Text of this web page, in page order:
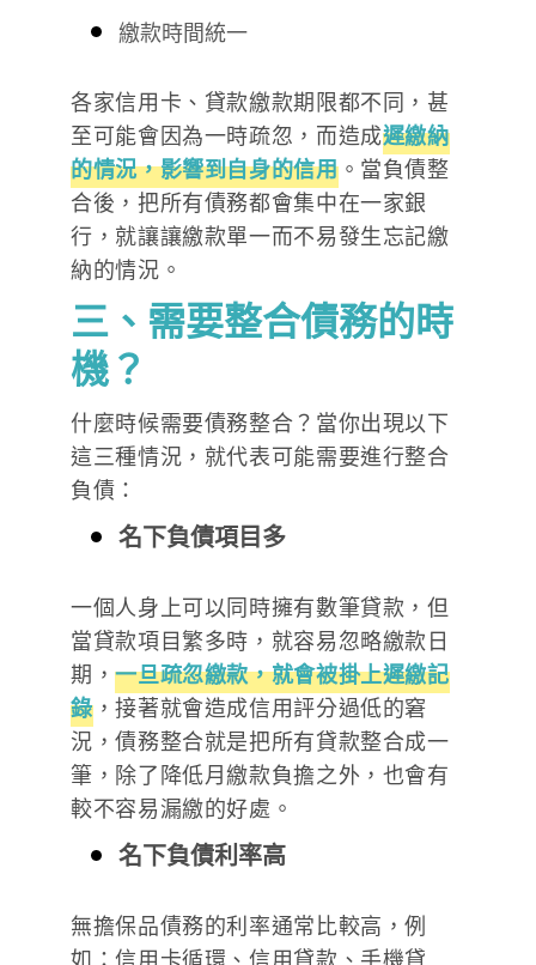
繳款時間統一
各家信用卡、貸款繳款期限都不同，甚
至可能會因為一時疏忽，而造成遲繳納
的情況，影響到自身的信用。當負債整
合後，把所有債務都會集中在一家銀
行，就讓讓繳款單一而不易發生忘記繳
納的情況。
三、需要整合債務的時
機？
什麼時候需要債務整合？當你出現以下
這三種情況，就代表可能需要進行整合
負債：
名下負債項目多
一個人身上可以同時擁有數筆貸款，但
當貸款項目繁多時，就容易忽略繳款日
期，一旦疏忽繳款，就會被掛上遲繳記
錄，接著就會造成信用評分過低的窘
況，債務整合就是把所有貸款整合成一
筆，除了降低月繳款負擔之外，也會有
較不容易漏繳的好處。
名下負債利率高
無擔保品債務的利率通常比較高，例